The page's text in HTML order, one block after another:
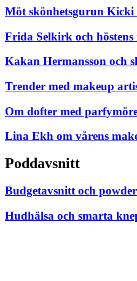
Möt skönhetsgurun Kicki
Frida Selkirk och höstens
Kakan Hermansson och
Trender med makeup
Om dofter med
Lina Ekh om vårens
Poddavsnitt
Budgetavsnitt och
Hudhälsa och smarta